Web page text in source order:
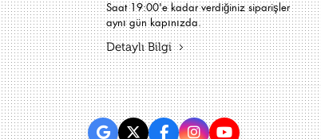
Saat 19:00'e kadar verdiğiniz siparişler
aynı gün kapınızda.
Detaylı Bilgi